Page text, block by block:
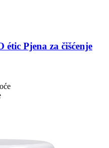
étic Pjena za čišćenje